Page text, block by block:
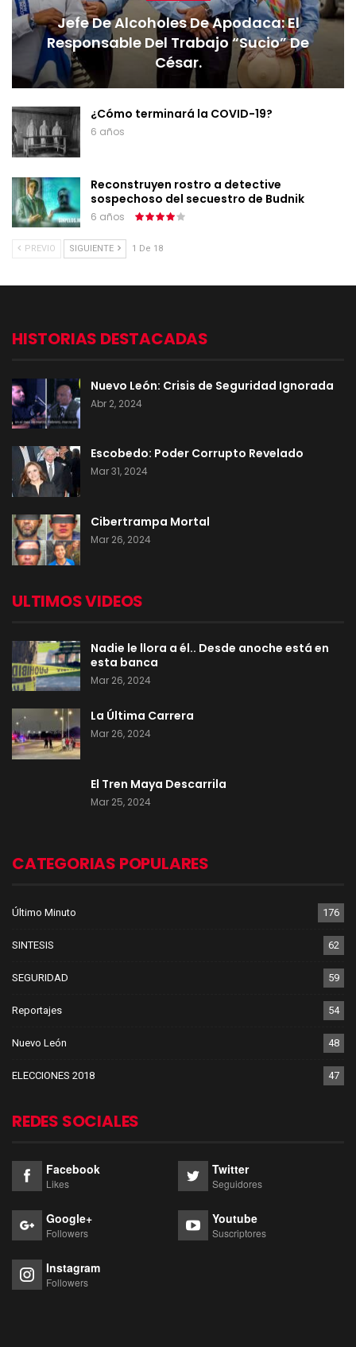
Jefe De Alcoholes De Apodaca: El
Responsable Del Trabajo “sucio” De
César.
¿Cómo terminará la COVID-19?
6 años
Reconstruyen rostro a detective
sospechoso del secuestro de Budnik
6 años
PREVIO SIGUIENTE 1 De 18
HISTORIAS DESTACADAS
Nuevo León: Crisis de Seguridad Ignorada
Abr 2, 2024
Escobedo: Poder Corrupto Revelado
Mar 31, 2024
Cibertrampa Mortal
Mar 26, 2024
ULTIMOS VIDEOS
Nadie le llora a él.. Desde anoche está en
esta banca
Mar 26, 2024
La Última Carrera
Mar 26, 2024
El Tren Maya Descarrila
Mar 25, 2024
CATEGORIAS POPULARES
Último Minuto 176
SINTESIS 62
SEGURIDAD 59
Reportajes 54
Nuevo León 48
ELECCIONES 2018 47
REDES SOCIALES
Facebook
Likes
Twitter
Seguidores
Google+
Followers
Youtube
Suscriptores
Instagram
Followers